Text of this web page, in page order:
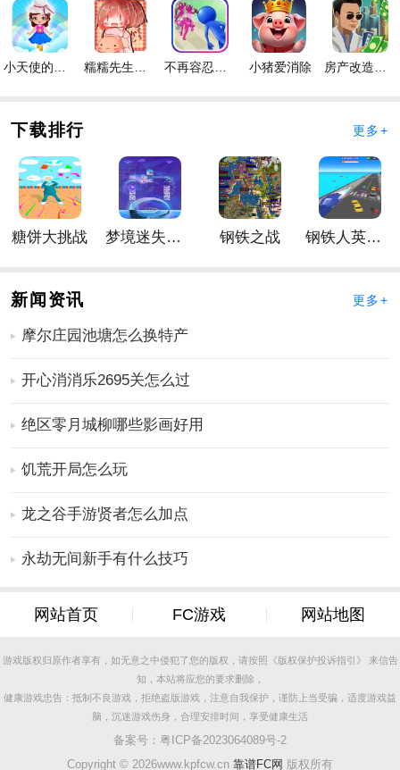
5、在行驶旅程中，不断升级你的车辆，以提升其功能和
系统效能。
6、留意每个关卡中的收集任务，它们将为你带来极为实
手游内容
构，以获得最佳的行驶效能。
关键区域，迅速发现潜藏的危险。
3、比赛中会出现各种障碍，你需要迅速制定合理策略，
以在极短时间内清除这些障碍。
4、掌握具体的提示信息，这将有助于你迅速找到关键的
弯道，实现快速转弯。
小天使的冒险手游 糯糯先生的面包店手游 不再容忍手游 小猪爱消除 房产改造王游戏手机版手游
下载排行 更多+
糖饼大挑战 梦境迷失星辰 钢铁之战 钢铁人英雄3D
新闻资讯 更多+
摩尔庄园池塘怎么换特产
开心消消乐2695关怎么过
绝区零月城柳哪些影画好用
饥荒开局怎么玩
龙之谷手游贤者怎么加点
永劫无间新手有什么技巧
网站首页 FC游戏 网站地图
游戏版权归原作者享有，如无意之中侵犯了您的版权，请按照《版权保护投诉指引》 来信告
知，本站将应您的要求删除，
健康游戏忠告：抵制不良游戏，拒绝盗版游戏，注意自我保护，谨防上当受骗，适度游戏益
脑，沉迷游戏伤身，合理安排时间，享受健康生活
备案号： 粤ICP备2023064089号-2
Copyright © 2026www.kpfcw.cn 靠谱FC网 版权所有